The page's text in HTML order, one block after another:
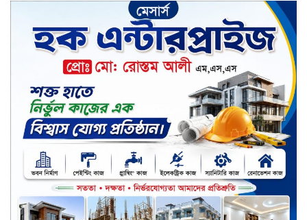
চুয়াডাঙ্গার জীবননগর সীমান্তে
বিএসএফের ৩ জনকে পুশ-ইন চেষ্টা
প্রতিহত করল বিজিবি
সিলেট জুড়ে বিষধর সাপ গুলো জঙ্গল
ছেড়ে লোকালয়ে আশ্রয় খুঁজছে
স্ট্যান্ডার্ড ইসলামী ব্যাংক পিএলসি.-এর
টাউন হল মিটিং-২০২৬ অনুষ্ঠিত